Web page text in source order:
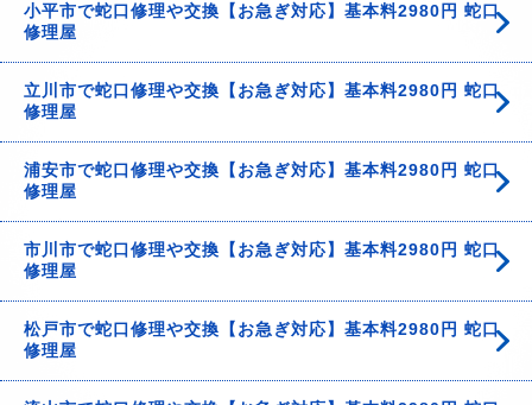
小平市で蛇口修理や交換【お急ぎ対応】基本料2980円 蛇口
修理屋
立川市で蛇口修理や交換【お急ぎ対応】基本料2980円 蛇口
修理屋
浦安市で蛇口修理や交換【お急ぎ対応】基本料2980円 蛇口
修理屋
市川市で蛇口修理や交換【お急ぎ対応】基本料2980円 蛇口
修理屋
松戸市で蛇口修理や交換【お急ぎ対応】基本料2980円 蛇口
修理屋